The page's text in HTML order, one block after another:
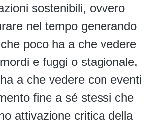
sostenibili, ovvero
nel tempo generando
poco ha a che vedere
e fuggi o stagionale,
a che vedere con eventi
fine a sé stessi che
attivazione critica della